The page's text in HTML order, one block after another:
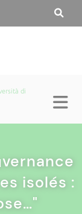
di
isolés :